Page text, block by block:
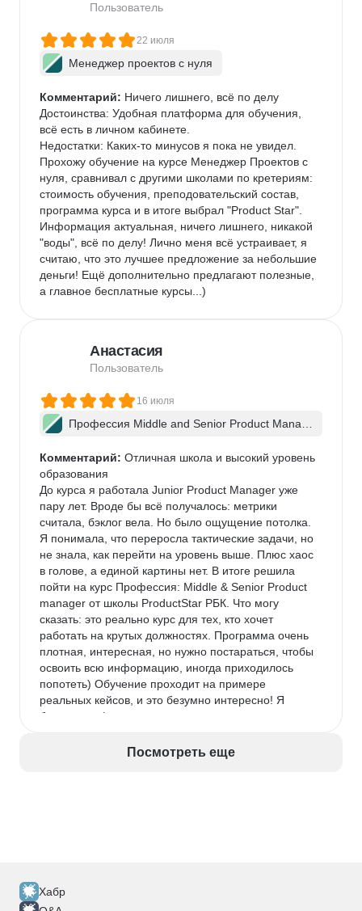
Пользователь
22 июля
Менеджер проектов с нуля
Комментарий: Ничего лишнего, всё по делу
Достоинства: Удобная платформа для обучения,
всё есть в личном кабинете.
Недостатки: Каких-то минусов я пока не увидел.
Прохожу обучение на курсе Менеджер Проектов с
нуля, сравнивал с другими школами по кретериям:
стоимость обучения, преподовательский состав,
программа курса и в итоге выбрал "Product Star".
Информация актуальная, ничего лишнего, никакой
"воды", всё по делу! Лично меня всё устраивает, я
считаю, что это лучшее предложение за небольшие
деньги! Ещё дополнительно предлагают полезные,
а главное бесплатные курсы...)
Анастасия
Пользователь
16 июля
Профессия Middle and Senior Product Manag
Комментарий: Отличная школа и высокий уровень
образования
До курса я работала Junior Product Manager уже
пару лет. Вроде бы всё получалось: метрики
считала, бэклог вела. Но было ощущение потолка.
Я понимала, что переросла тактические задачи, но
не знала, как перейти на уровень выше. Плюс хаос
в голове, а единой картины нет. В итоге решила
пойти на курс Профессия: Middle & Senior Product
manager от школы ProductStar РБК. Что могу
сказать: это реально курс для тех, кто хочет
работать на крутых должностях. Программа очень
плотная, интересная, но нужно постараться, чтобы
освоить всю информацию, иногда приходилось
попотеть) Обучение проходит на примере
реальных кейсов, и это безумно интересно! Я
брала тариф с индивидуальными консультациями,
мои запросы, указывал на ошибки и давал
Посмотреть еще
Хабр